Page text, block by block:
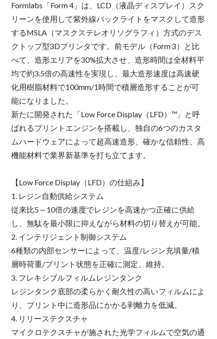
Formlabs「Form 4」は、LCD（液晶ディスプレイ）スク
リーンを使用して紫外線バックライトをマスクして造形
するMSLA（マスクステレオリソグラフィ）方式のデス
クトップ型3Dプリンタです。前モデル（Form 3）と比
べて、造形エリアを30%拡大させ、造形時間は全材料平
均で約3.5倍の高速性を実現し、最大造形速度は高速硬
化用樹脂材料で100mm/1時間で積層造形することが可
能になりました。
新たに開発された「Low Force Display（LFD）™」と呼
ばれるプリントエンジンを搭載し、独自の6つのカスタ
ムハードウェアによって超高速造形、確かな信頼性、高
機能材料で業界新基準を打ち立てます。
【Low Force Display（LFD）の仕組み】
1. レジン自動供給システム
従来比5～10倍の速度でレジンを高速かつ正確に供給
し、無駄を最小限に抑えながら材料の切り替えが可能。
2. インテリジェント制御システム
6種類の内部センサーによって、温度/レジン充填量/積
層時荷重/プリント状態を正確に測定、維持。
3. フレキシブルフィルムレジンタンク
レジンタンク底部の柔らかく耐久性の高いフィルムによ
り、プリント中に造形品にかかる剥離力を低減。
4. リリーステクスチャ
マイクロテクスチャが施された光学フィルムで空気の通